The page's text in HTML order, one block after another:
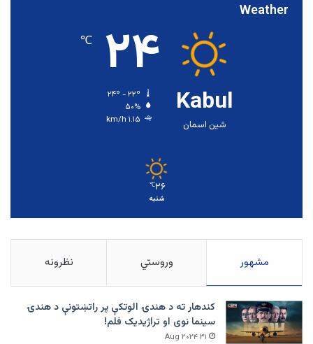
Weather
Kabul
شین اسمان
۲۴ ℃
۵۰%
۱.۱۵ km/h
۲۶℃
شنبه
مشهور وروستي نظرونه
کندهار ته د هندۍ الوتکې پر راتښتونې د هندۍ
سینما نوی او تراژيديک فلم!
۳۱ Aug ۲۰۲۴